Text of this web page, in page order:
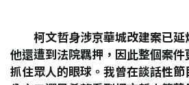
柯文哲身涉京華城改建案已
他還遭到法院羈押，因此整個案
抓住眾人的眼球。我曾在談話性